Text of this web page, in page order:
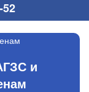
52
и